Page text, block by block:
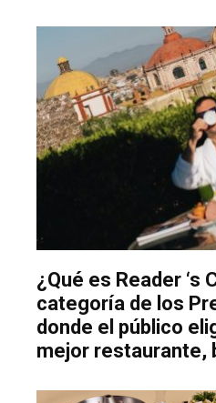
¿Qué es Reader ‘s
categoría de los
donde el público
mejor restaurante,